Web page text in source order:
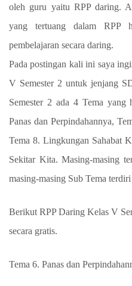
oleh guru yaitu RPP daring.
yang tertuang dalam RPP
pembelajaran secara daring.
Pada postingan kali ini saya
V Semester 2 untuk jenjang
Semester 2 ada 4 Tema yang
Panas dan Perpindahannya,
Tema 8. Lingkungan Sahabat
Sekitar Kita. Masing-masing
masing-masing Sub Tema
Berikut RPP Daring Kelas V
secara gratis.
Tema 6. Panas dan